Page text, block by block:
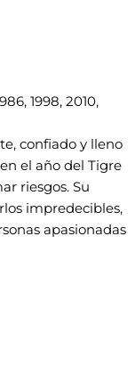
1998, 2010,
confiado y lleno
el año del Tigre
riesgos. Su
impredecibles,
apasionadas